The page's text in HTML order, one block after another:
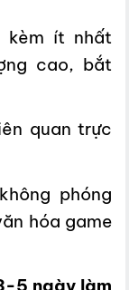
kèm ít nhất
cao, bắt
quan trực
phóng
hóa game
5 ngày làm